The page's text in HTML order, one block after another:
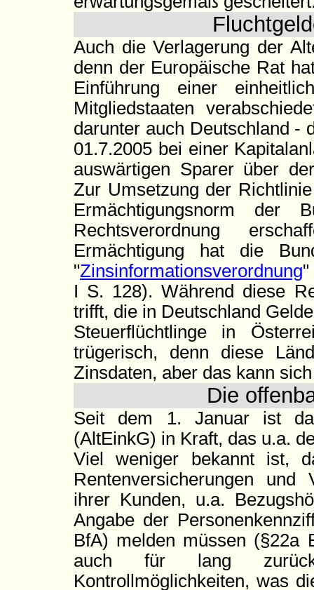
Auch die Verlagerung der
denn der Europäische Rat
Einführung einer
Mitgliedstaaten
darunter auch Deutschland -
01.7.2005 bei einer
auswärtigen Sparer über
Zur Umsetzung der
Ermächtigungsnorm der
Rechtsverordnung
Ermächtigung hat die
"Zinsinformationsverordnung"
I S. 128). Während diese
trifft, die in Deutschland
Steuerflüchtlinge in
trügerisch, denn diese
Zinsdaten, aber das kann
Die
Seit dem 1. Januar ist
(AltEinkG) in Kraft, das u.a.
Viel weniger bekannt ist,
Rentenversicherungen und
ihrer Kunden, u.a.
Angabe der
BfA) melden müssen (§22a
auch für lang
Kontrollmöglichkeiten, was